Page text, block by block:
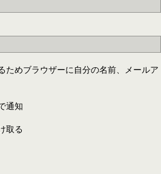
ためブラウザーに自分の名前、メールア
通知
取る